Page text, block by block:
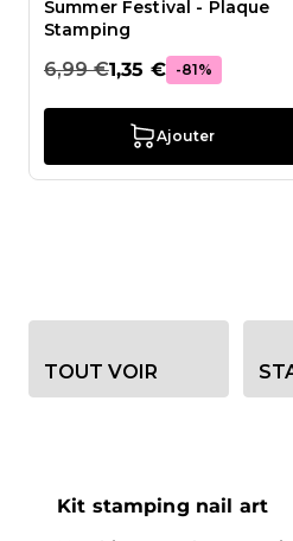
Summer Festival - Plaque
Stamping
6,99 €1,35 € -81%
Ajouter
Options de filtre de catégorie
TOUT VOIR
Kit stamping nail art